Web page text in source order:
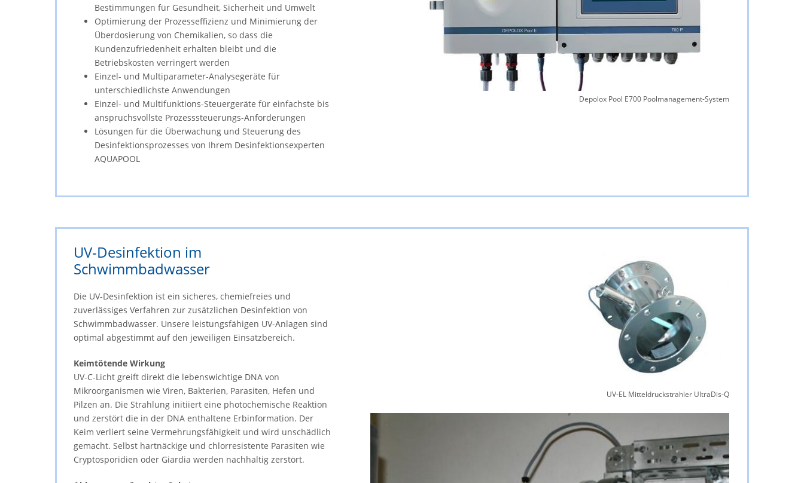
Bestimmungen für Gesundheit, Sicherheit und Umwelt
Optimierung der Prozesseffizienz und Minimierung der
Überdosierung von Chemikalien, so dass die
Kundenzufriedenheit erhalten bleibt und die
Betriebskosten verringert werden
Einzel- und Multiparameter-Analysegeräte für
unterschiedlichste Anwendungen
Einzel- und Multifunktions-Steuergeräte für einfachste bis
anspruchsvollste Prozesssteuerungs-Anforderungen
Lösungen für die Überwachung und Steuerung des
Desinfektionsprozesses von Ihrem Desinfektionsexperten
AQUAPOOL
Depolox Pool E700 Poolmanagement-System
UV-Desinfektion im
Schwimmbadwasser
Die UV-Desinfektion ist ein sicheres, chemiefreies und
zuverlässiges Verfahren zur zusätzlichen Desinfektion von
Schwimmbadwasser. Unsere leistungsfähigen UV-Anlagen sind
optimal abgestimmt auf den jeweiligen Einsatzbereich.
Keimtötende Wirkung
UV-C-Licht greift direkt die lebenswichtige DNA von
Mikroorganismen wie Viren, Bakterien, Parasiten, Hefen und
Pilzen an. Die Strahlung initiiert eine photochemische Reaktion
und zerstört die in der DNA enthaltene Erbinformation. Der
Keim verliert seine Vermehrungsfähigkeit und wird unschädlich
gemacht. Selbst hartnäckige und chlorresistente Parasiten wie
Cryptosporidien oder Giardia werden nachhaltig zerstört.
UV-EL Mitteldruckstrahler UltraDis-Q